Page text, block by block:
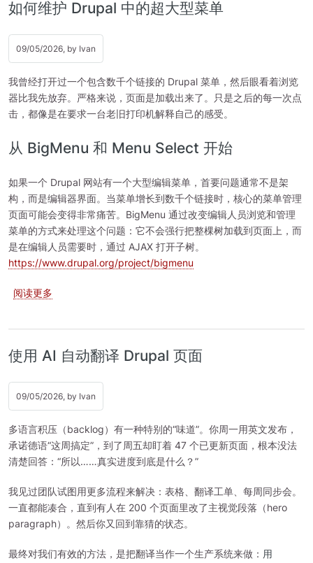
如何维护 Drupal 中的超大型菜单
09/05/2026, by Ivan
我曾经打开过一个包含数千个链接的 Drupal 菜单，然后眼看着浏览
器比我先放弃。严格来说，页面是加载出来了。只是之后的每一次点
击，都像是在要求一台老旧打印机解释自己的感受。
从 BigMenu 和 Menu Select 开始
如果一个 Drupal 网站有一个大型编辑菜单，首要问题通常不是架
构，而是编辑器界面。当菜单增长到数千个链接时，核心的菜单管理
页面可能会变得非常痛苦。BigMenu 通过改变编辑人员浏览和管理
菜单的方式来处理这个问题：它不会强行把整棵树加载到页面上，而
是在编辑人员需要时，通过 AJAX 打开子树。
https://www.drupal.org/project/bigmenu
阅读更多
使用 AI 自动翻译 Drupal 页面
09/05/2026, by Ivan
多语言积压（backlog）有一种特别的“味道”。你周一用英文发布，
承诺德语“这周搞定”，到了周五却盯着 47 个已更新页面，根本没法
清楚回答：“所以……真实进度到底是什么？”
我见过团队试图用更多流程来解决：表格、翻译工单、每周同步会。
一直都能凑合，直到有人在 200 个页面里改了主视觉段落（hero
paragraph）。然后你又回到靠猜的状态。
最终对我们有效的方法，是把翻译当作一个生产系统来做： 用